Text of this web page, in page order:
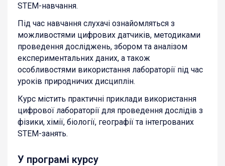
STEM-навчання.
Під час навчання слухачі ознайомляться з
можливостями цифрових датчиків, методиками
проведення досліджень, збором та аналізом
експериментальних даних, а також
особливостями використання лабораторії під час
уроків природничих дисциплін.
Курс містить практичні приклади використання
цифрової лабораторії для проведення дослідів з
фізики, хімії, біології, географії та інтегрованих
STEM-занять.
У програмі курсу